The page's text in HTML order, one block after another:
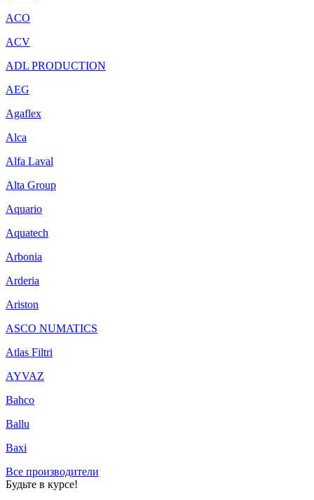
ACO
ACV
ADL PRODUCTION
AEG
Agaflex
Alca
Alfa Laval
Alta Group
Aquario
Aquatech
Arbonia
Arderia
Ariston
ASCO NUMATICS
Atlas Filtri
AYVAZ
Bahco
Ballu
Baxi
Все производители
Будьте в курсе!